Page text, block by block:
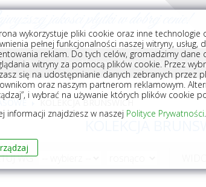
Akcesoria do układania płytek
KOLEKCJA BRUNSWICH
KOLEKCJA
WG
wykorzystuje pliki cookie oraz inne technologie
pełnej funkcjonalności naszej witryny,
reklam. Do tych celów, gromadzimy dane
witryny za pomocą plików cookie. Przez
się na udostępnianie danych zebranych przez
oraz naszym partnerom reklamowym.
i wybrać na używanie których plików cookie
informacji znajdziesz w naszej Polityce Prywatności.